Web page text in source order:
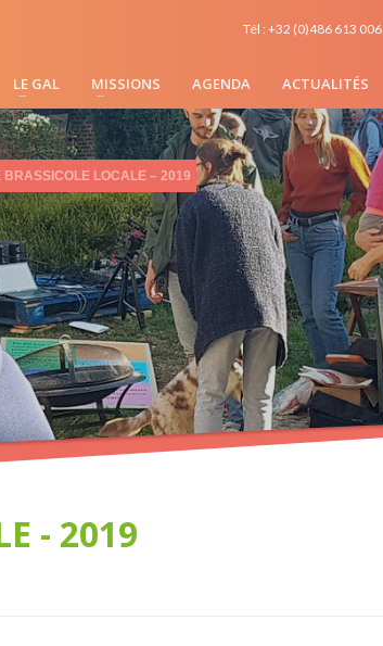
Tél : +32 (0)486 613 006
LE GAL MISSIONS AGENDA ACTUALITÉS
BRASSICOLE LOCALE – 2019
- 2019